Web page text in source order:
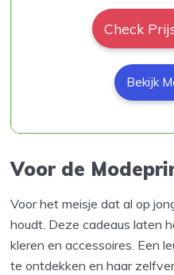
Check
Bekijk
Voor de
Voor het meisje dat al op
houdt. Deze cadeaus laten
kleren en accessoires. Een
te ontdekken en haar